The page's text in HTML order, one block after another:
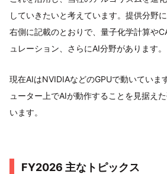
していきたいと考えています。提供分野
右側に記載のとおりで、量子化学計算や
ュレーション、さらにAI分野があります。
現在AIはNVIDIAなどのGPUで動いていま
ューター上でAIが動作することを見据え
います。
FY2026 主なトピックス